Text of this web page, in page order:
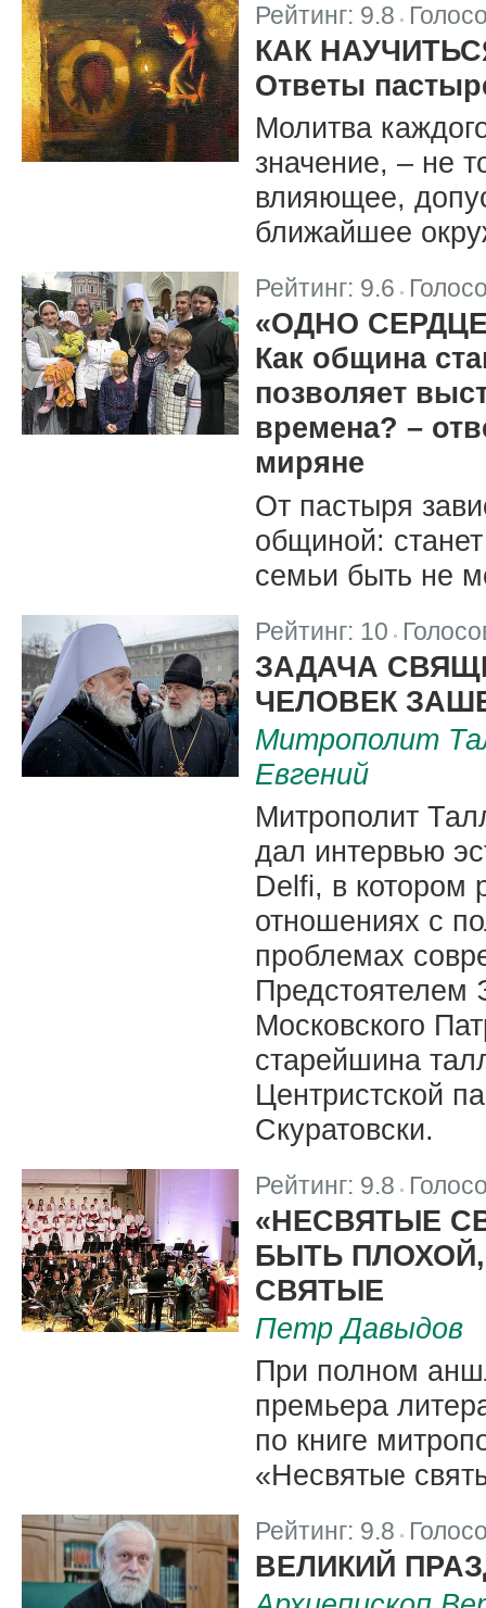
Рейтинг: 9.8
КАК
Ответы
Молитва
значение, – не
влияющее,
ближайшее
Рейтинг: 9.6
«ОДНО
Как община
позволяет
времена? –
миряне
От пастыря
общиной:
семьи быть не
Рейтинг: 10 |
ЗАДАЧА
ЧЕЛОВЕК
Митрополит
Евгений
Митрополит
дал интервью
Delfi, в котором
отношениях с
проблемах
Предстоятелем
Московского
старейшина
Центристской
Скуратовски.
Рейтинг: 9.8 |
«НЕСВЯТЫЕ
БЫТЬ
СВЯТЫЕ
Петр Давыдов
При полном
премьера
по книге
«Несвятые
Рейтинг: 9.8 |
ВЕЛИКИЙ